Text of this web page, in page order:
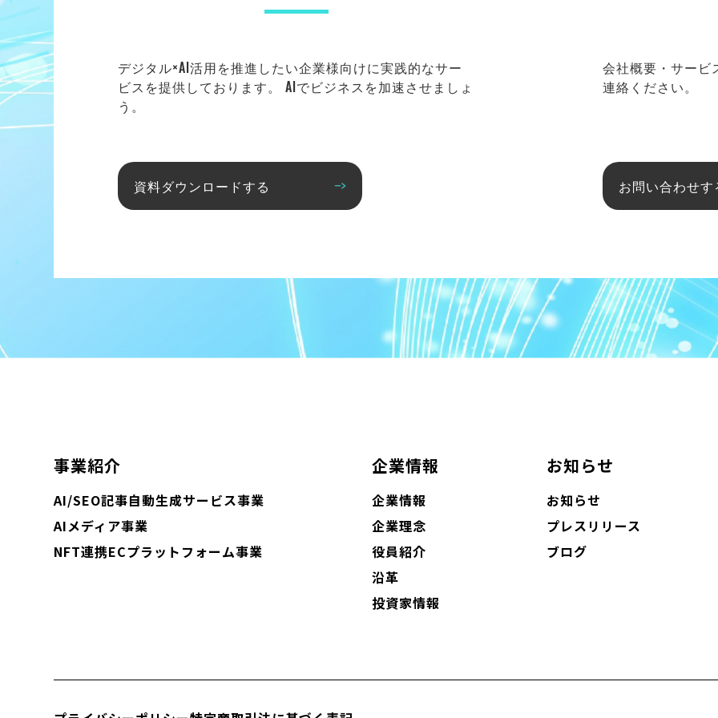
デジタル×AI活用を推進したい企業様向けに実践的なサー
ビスを提供しております。 AIでビジネスを加速させましょ
う。
資料ダウンロードする
会社概要・サービ
連絡ください。
お問い合わせす
事業紹介
AI/SEO記事自動生成サービス事業
AIメディア事業
NFT連携ECプラットフォーム事業
企業情報
企業情報
企業理念
役員紹介
沿革
投資家情報
お知らせ
お知らせ
プレスリリース
ブログ